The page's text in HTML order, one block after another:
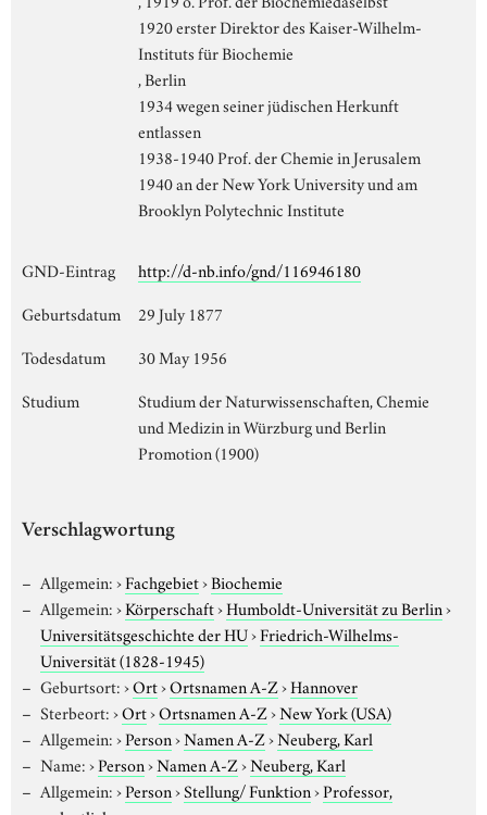
1920 erster Direktor des Kaiser-Wilhelm-
Instituts für Biochemie
, Berlin
1934 wegen seiner jüdischen Herkunft
entlassen
1938-1940 Prof. der Chemie in Jerusalem
1940 an der New York University und am
Brooklyn Polytechnic Institute
GND-Eintrag
http://d-nb.info/gnd/116946180
Geburtsdatum
29 July 1877
Todesdatum
30 May 1956
Studium
Studium der Naturwissenschaften, Chemie
und Medizin in Würzburg und Berlin
Promotion (1900)
Verschlagwortung
Allgemein:›Fachgebiet›Biochemie
Allgemein:›Körperschaft›Humboldt-Universität zu Berlin›
Universitätsgeschichte der HU›Friedrich-Wilhelms-
Universität (1828-1945)
Geburtsort:›Ort›Ortsnamen A-Z›Hannover
Sterbeort:›Ort›Ortsnamen A-Z›New York (USA)
Allgemein:›Person›Namen A-Z›Neuberg, Karl
Name:›Person›Namen A-Z›Neuberg, Karl
Allgemein:›Person›Stellung/ Funktion›Professor,